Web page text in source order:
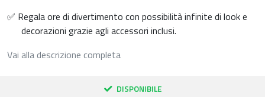
✅ Regala ore di divertimento con possibilità infinite di look e
decorazioni grazie agli accessori inclusi.
Vai alla descrizione completa
DISPONIBILE